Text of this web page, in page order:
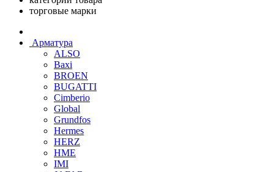
торговые марки
Арматура
ALSO
Baxi
BROEN
BUGATTI
Cimberio
Global
Grundfos
Hermes
HERZ
HME
IMI